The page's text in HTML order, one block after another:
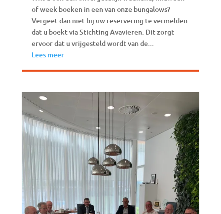
of week boeken in een van onze bungalows?
Vergeet dan niet bij uw reservering te vermelden
dat u boekt via Stichting Avavieren. Dit zorgt
ervoor dat u vrijgesteld wordt van de...
Lees meer